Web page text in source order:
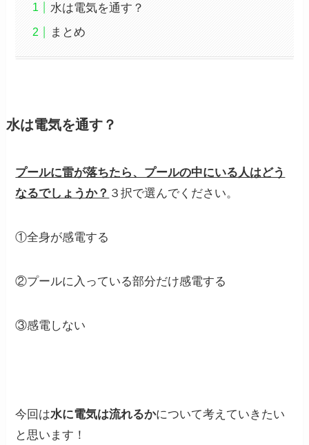
水は電気を通す？
まとめ
水は電気を通す？
プールに雷が落ちたら、プールの中にいる人はどう
なるでしょうか？ ３択で選んでください。
①全身が感電する
②プールに入っている部分だけ感電する
③感電しない
今回は水に電気は流れるかについて考えていきたい
と思います！